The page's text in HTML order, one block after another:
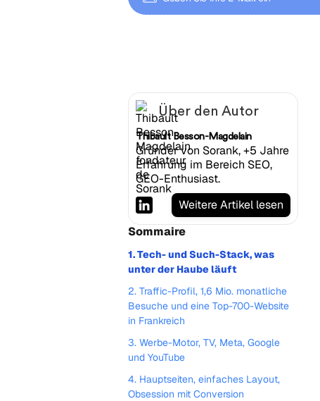
Über den Autor
Thibault Besson-Magdelain
Gründer von Sorank, +5 Jahre
Erfahrung im Bereich SEO,
GEO-Enthusiast.
Weitere Artikel lesen
Sommaire
1. Tech- und Such-Stack, was
unter der Haube läuft
2. Traffic-Profil, 1,6 Mio. monatliche
Besuche und eine Top-700-Website
in Frankreich
3. Werbe-Motor, TV, Meta, Google
und YouTube
4. Hauptseiten, einfaches Layout,
Obsession mit Conversion